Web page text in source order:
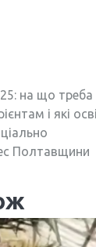
на що треба
і які
Полтавщини